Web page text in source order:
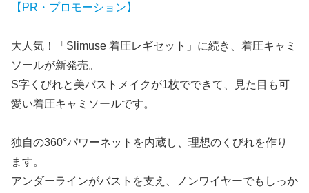
【PR・プロモーション】
大人気！「Slimuse 着圧レギセット」に続き、着圧キャミ
ソールが新発売。
S字くびれと美バストメイクが1枚でできて、見た目も可
愛い着圧キャミソールです。
独自の360°パワーネットを内蔵し、理想のくびれを作り
ます。
アンダーラインがバストを支え、ノンワイヤーでもしっか